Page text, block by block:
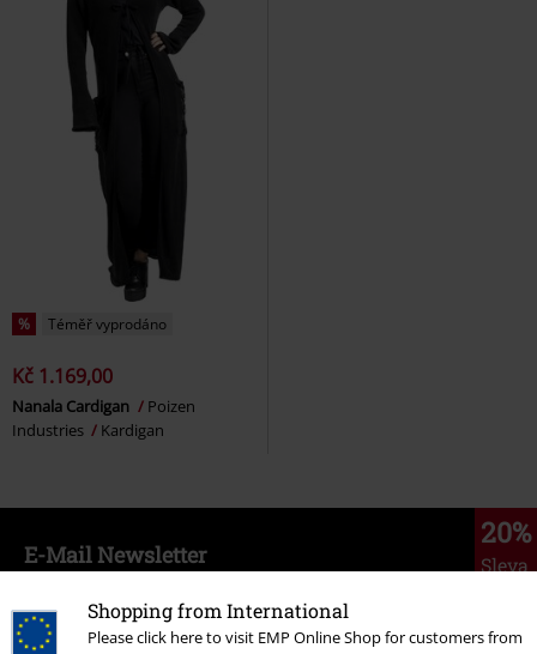
Shopping from International
Please click here to visit EMP Online Shop for customers from
% Téměř vyprodáno
Kč 1.169,00
Nanala Cardigan
Poizen
Industries
Kardigan
20%
Sleva
E-Mail Newsletter
teď!Více